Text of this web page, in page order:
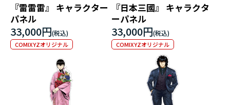
『雷雷雷』 キャラクター
パネル
33,000円
COMIXYZオリジナル
『日本三國』 キャラクタ
ーパネル
33,000円
COMIXYZオリジナル